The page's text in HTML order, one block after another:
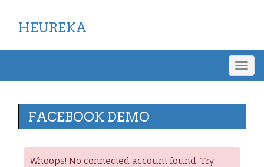
HEUREKA
FACEBOOK DEMO
Whoops! No connected account found. Try